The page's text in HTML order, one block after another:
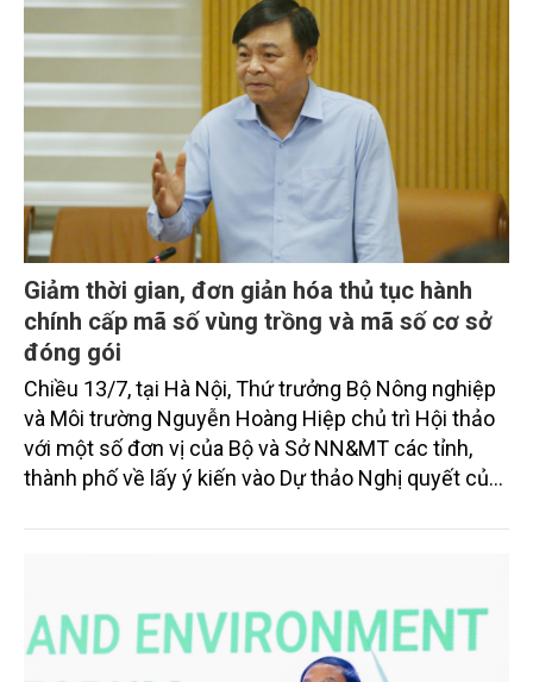
Giảm thời gian, đơn giản hóa thủ tục hành
chính cấp mã số vùng trồng và mã số cơ sở
đóng gói
Chiều 13/7, tại Hà Nội, Thứ trưởng Bộ Nông nghiệp
và Môi trường Nguyễn Hoàng Hiệp chủ trì Hội thảo
với một số đơn vị của Bộ và Sở NN&MT các tỉnh,
thành phố về lấy ý kiến vào Dự thảo Nghị quyết của
chính về mã số vùng trồng, mã số cơ sở đóng gói.